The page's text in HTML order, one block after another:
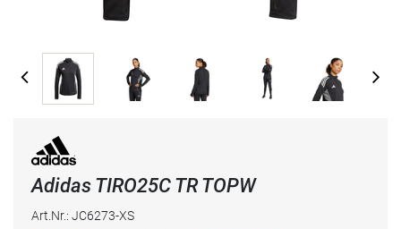
Adidas TIRO25C TR TOPW
Art.Nr.: JC6273-XS